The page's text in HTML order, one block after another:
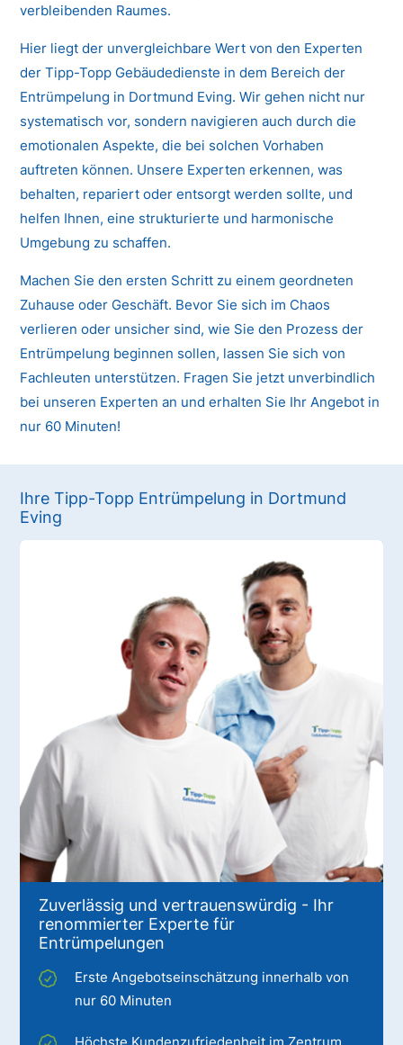
verbleibenden Raumes.
Hier liegt der unvergleichbare Wert von den Experten
der Tipp-Topp Gebäudedienste in dem Bereich der
Entrümpelung in Dortmund Eving. Wir gehen nicht nur
systematisch vor, sondern navigieren auch durch die
emotionalen Aspekte, die bei solchen Vorhaben
auftreten können. Unsere Experten erkennen, was
behalten, repariert oder entsorgt werden sollte, und
helfen Ihnen, eine strukturierte und harmonische
Umgebung zu schaffen.
Machen Sie den ersten Schritt zu einem geordneten
Zuhause oder Geschäft. Bevor Sie sich im Chaos
verlieren oder unsicher sind, wie Sie den Prozess der
Entrümpelung beginnen sollen, lassen Sie sich von
Fachleuten unterstützen. Fragen Sie jetzt unverbindlich
bei unseren Experten an und erhalten Sie Ihr Angebot in
nur 60 Minuten!
Ihre Tipp-Topp Entrümpelung in Dortmund
Eving
Zuverlässig und vertrauenswürdig - Ihr
renommierter Experte für
Entrümpelungen
Erste Angebotseinschätzung innerhalb von
nur 60 Minuten